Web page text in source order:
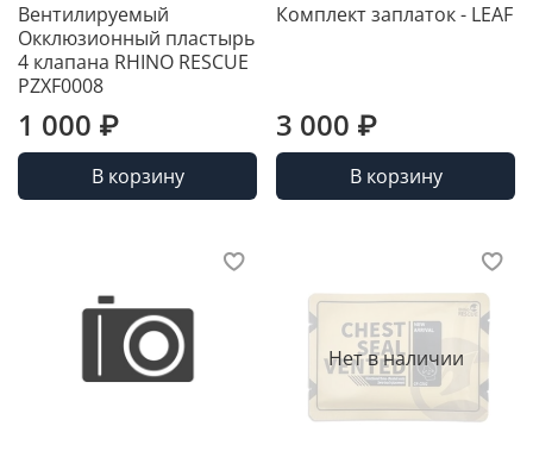
Вентилируемый
Окклюзионный пластырь
4 клапана RHINO RESCUE
PZXF0008
1 000 ₽
В корзину
Комплект заплаток - LEAF
3 000 ₽
В корзину
Нет в наличии